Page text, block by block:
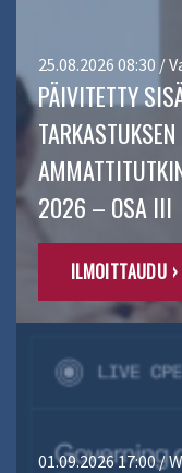
25.08.2026 08:30 /
PÄIVITETTY
2026 – OSA III
ILMOITTAUDU ›
01.09.2026 17:00 /